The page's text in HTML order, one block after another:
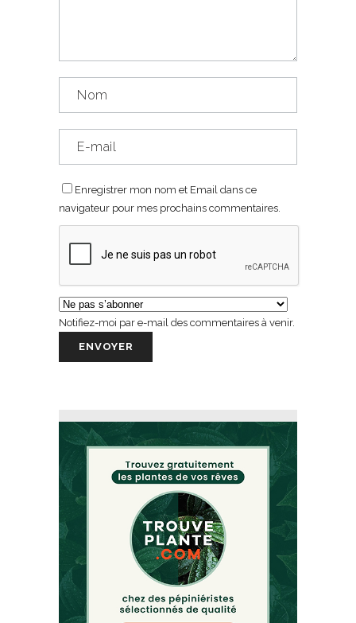
Enregistrer mon nom et Email dans ce
navigateur pour mes prochains commentaires.
Notifiez-moi par e-mail des commentaires à venir.